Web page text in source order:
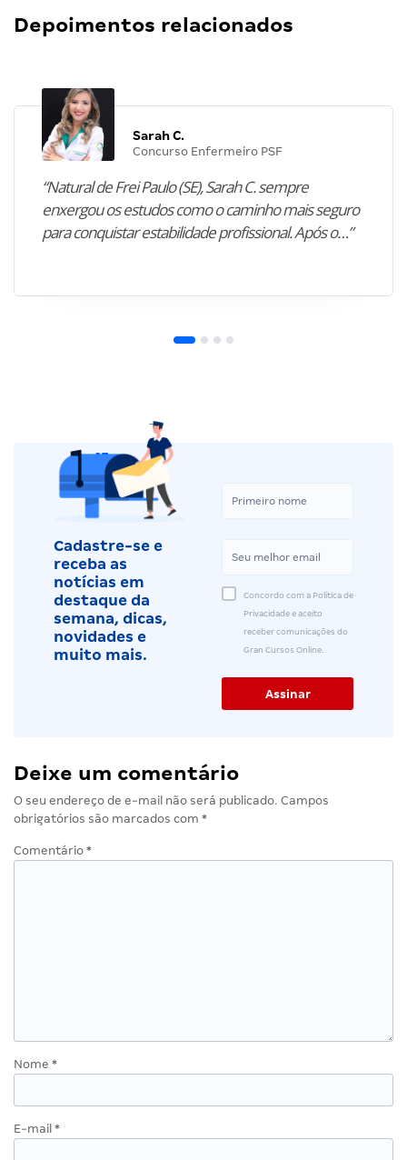
Depoimentos relacionados
Sarah C.
Concurso Enfermeiro PSF
“Natural de Frei Paulo (SE), Sarah C. sempre
enxergou os estudos como o caminho mais seguro
para conquistar estabilidade profissional. Após o…”
Cadastre-se e
receba as
notícias em
destaque da
semana, dicas,
novidades e
muito mais.
Concordo com a Política de
Privacidade e aceito
receber comunicações do
Gran Cursos Online.
Deixe um comentário
O seu endereço de e-mail não será publicado. Campos
obrigatórios são marcados com *
Comentário *
Nome *
E-mail *